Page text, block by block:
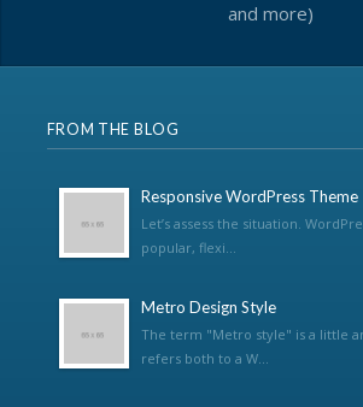
and more)
FROM THE BLOG
Responsive WordPress Theme
Let’s assess the situation.
popular, flexi...
Metro Design Style
The term "Metro style" is a little
refers both to a W...